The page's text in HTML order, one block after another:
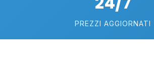
PREZZI AGGIORNATI